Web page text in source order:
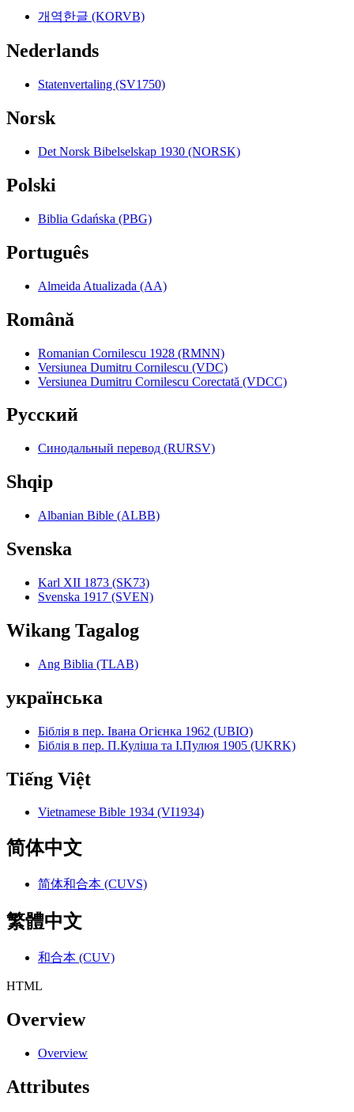
개역한글 (KORVB)
Nederlands
Statenvertaling (SV1750)
Norsk
Det Norsk Bibelselskap 1930 (NORSK)
Polski
Biblia Gdańska (PBG)
Português
Almeida Atualizada (AA)
Română
Romanian Cornilescu 1928 (RMNN)
Versiunea Dumitru Cornilescu (VDC)
Versiunea Dumitru Cornilescu Corectată (VDCC)
Pyccкий
Синодальный перевод (RURSV)
Shqip
Albanian Bible (ALBB)
Svenska
Karl XII 1873 (SK73)
Svenska 1917 (SVEN)
Wikang Tagalog
Ang Biblia (TLAB)
українська
Біблія в пер. Івана Огієнка 1962 (UBIO)
Біблія в пер. П.Куліша та І.Пулюя 1905 (UKRK)
Tiếng Việt
Vietnamese Bible 1934 (VI1934)
简体中文
简体和合本 (CUVS)
繁體中文
和合本 (CUV)
HTML
Overview
Overview
Attributes